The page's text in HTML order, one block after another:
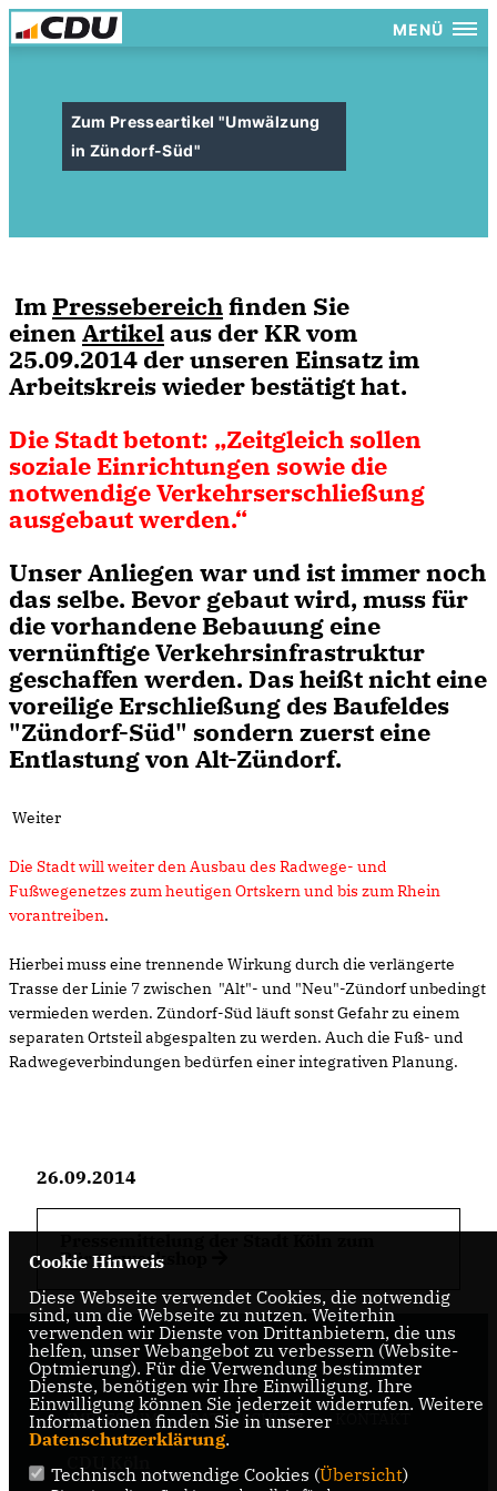
MENÜ
Zum Presseartikel "Umwälzung
in Zündorf-Süd"
ImPressebereichfinden Sie
einen Artikelaus der KR vom
25.09.2014 der unseren Einsatz im
Arbeitskreis wieder bestätigt hat.
Die Stadt betont: „Zeitgleich sollen
soziale Einrichtungen sowie die
notwendige Verkehrserschließung
ausgebaut werden.“
Unser Anliegen war und ist immer noch
das selbe. Bevor gebaut wird, muss für
die vorhandene Bebauung eine
vernünftige Verkehrsinfrastruktur
geschaffen werden. Das heißt nicht eine
voreilige Erschließung des Baufeldes
"Zündorf-Süd" sondern zuerst eine
Entlastung von Alt-Zündorf.
Weiter
Die Stadt will weiter den Ausbau des Radwege- und
Fußwegenetzes zum heutigen Ortskern und bis zum Rhein
vorantreiben.
Hierbei muss eine trennende Wirkung durch die verlängerte
Trasse der Linie 7 zwischen "Alt"- und "Neu"-Zündorf unbedingt
vermieden werden. Zündorf-Süd läuft sonst Gefahr zu einem
separaten Ortsteil abgespalten zu werden. Auch die Fuß- und
Radwegeverbindungen bedürfen einer integrativen Planung.
26.09.2014
Bürgerworkshop
IMPRESSUM DATENSCHUTZ
CDU Köln
Cookie Hinweis
Diese Webseite verwendet Cookies, die notwendig
sind, um die Webseite zu nutzen. Weiterhin
verwenden wir Dienste von Drittanbietern, die uns
helfen, unser Webangebot zu verbessern (Website-
Optmierung). Für die Verwendung bestimmter
Dienste, benötigen wir Ihre Einwilligung. Ihre
Einwilligung können Sie jederzeit widerrufen. Weitere
Informationen finden Sie in unserer
Datenschutzerklärung.
Technisch notwendige Cookies (Übersicht)